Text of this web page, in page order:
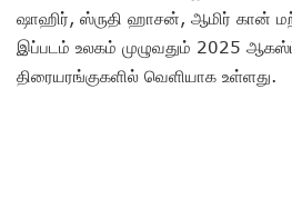
ஷாஹிர், ஸ்ருதி ஹாசன், ஆமிர் கான்
இப்படம் உலகம் முழுவதும் 2025
திரையரங்குகளில் வெளியாக உள்ளது.